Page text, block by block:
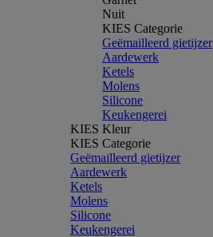
Nuit
KIES Categorie
Geëmailleerd gietijzer
Aardewerk
Ketels
Molens
Silicone
Keukengerei
KIES Kleur
KIES Categorie
Geëmailleerd gietijzer
Aardewerk
Ketels
Molens
Silicone
Keukengerei